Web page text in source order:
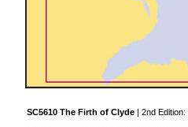
SC5610 The Firth of Clyde | 2nd